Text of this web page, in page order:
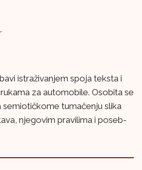
istraživanjem spoja teksta i
za automobile. Osobita se
tumačenju slika
njegovim pravilima i poseb-